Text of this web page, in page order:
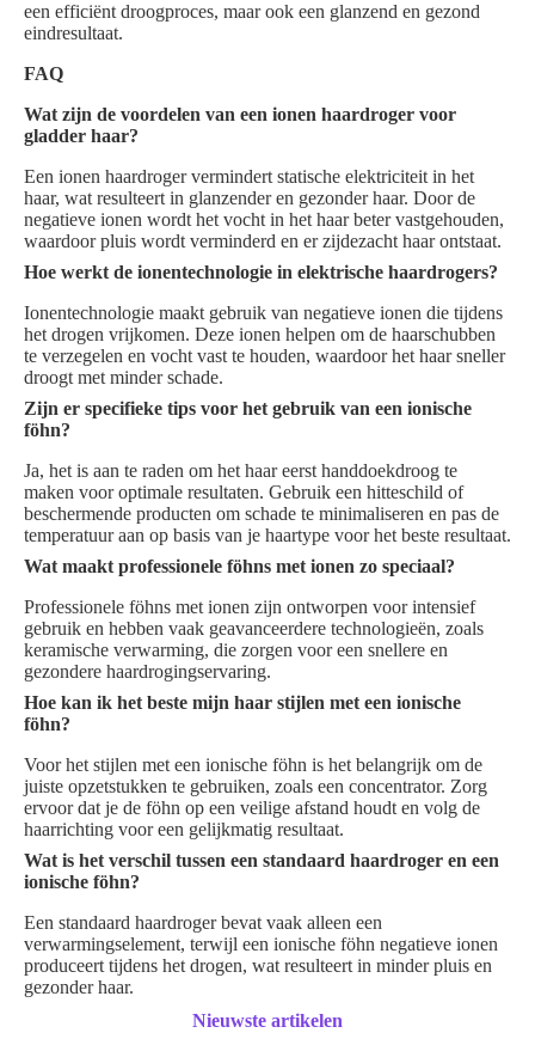
een efficiënt droogproces, maar ook een glanzend en gezond
eindresultaat.
FAQ
Wat zijn de voordelen van een ionen haardroger voor
gladder haar?
Een ionen haardroger vermindert statische elektriciteit in het
haar, wat resulteert in glanzender en gezonder haar. Door de
negatieve ionen wordt het vocht in het haar beter vastgehouden,
waardoor pluis wordt verminderd en er zijdezacht haar ontstaat.
Hoe werkt de ionentechnologie in elektrische haardrogers?
Ionentechnologie maakt gebruik van negatieve ionen die tijdens
het drogen vrijkomen. Deze ionen helpen om de haarschubben
te verzegelen en vocht vast te houden, waardoor het haar sneller
droogt met minder schade.
Zijn er specifieke tips voor het gebruik van een ionische
föhn?
Ja, het is aan te raden om het haar eerst handdoekdroog te
maken voor optimale resultaten. Gebruik een hitteschild of
beschermende producten om schade te minimaliseren en pas de
temperatuur aan op basis van je haartype voor het beste resultaat.
Wat maakt professionele föhns met ionen zo speciaal?
Professionele föhns met ionen zijn ontworpen voor intensief
gebruik en hebben vaak geavanceerdere technologieën, zoals
keramische verwarming, die zorgen voor een snellere en
gezondere haardrogingservaring.
Hoe kan ik het beste mijn haar stijlen met een ionische
föhn?
Voor het stijlen met een ionische föhn is het belangrijk om de
juiste opzetstukken te gebruiken, zoals een concentrator. Zorg
ervoor dat je de föhn op een veilige afstand houdt en volg de
haarrichting voor een gelijkmatig resultaat.
Wat is het verschil tussen een standaard haardroger en een
ionische föhn?
Een standaard haardroger bevat vaak alleen een
verwarmingselement, terwijl een ionische föhn negatieve ionen
produceert tijdens het drogen, wat resulteert in minder pluis en
gezonder haar.
Nieuwste artikelen